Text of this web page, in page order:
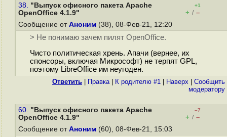
38. "Выпуск офисного пакета Apache
OpenOffice 4.1.9"
+1
+ / –
Сообщение от Аноним (38), 08-Фев-21, 12:20
> Не понимаю зачем пилят OpenOffice.
Чисто политическая хрень. Апачи (вернее, их
спонсоры, включая Микрософт) не терпят GPL,
поэтому LibreOffice им неугоден.
Ответить Правка| К родителю #1 Наверх
Cообщить
модератору
60. "Выпуск офисного пакета Apache
OpenOffice 4.1.9"
–7
+ / –
Сообщение от Аноним (60), 08-Фев-21, 15:03